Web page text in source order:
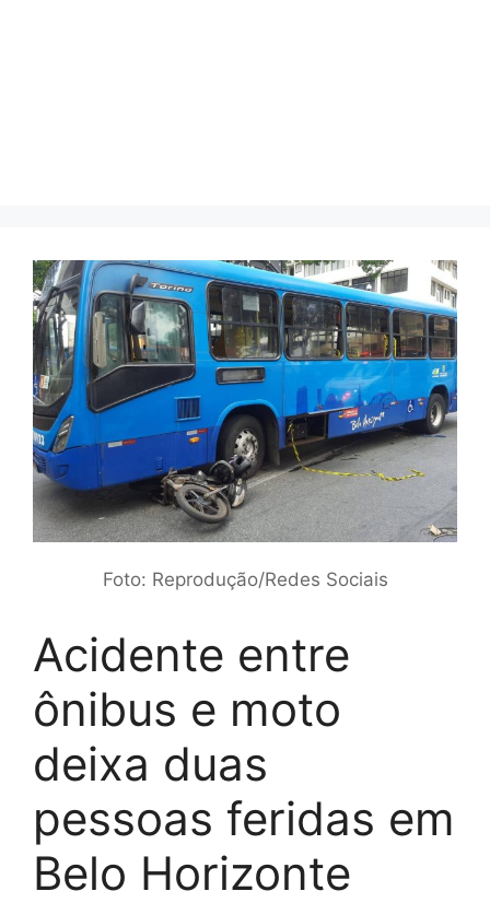
Foto: Reprodução/Redes Sociais
Acidente entre
ônibus e moto
deixa duas
pessoas feridas em
Belo Horizonte